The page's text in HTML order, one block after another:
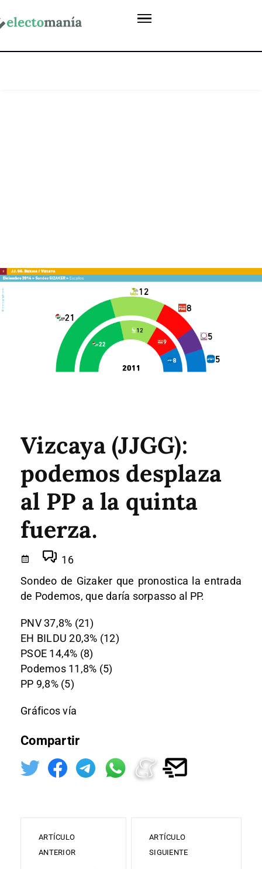
Vizcaya (JJGG):
podemos desplaza
al PP a la quinta
fuerza.
16
Sondeo de Gizaker que pronostica la entrada
de Podemos, que daría sorpasso al PP.
PNV 37,8% (21)
EH BILDU 20,3% (12)
PSOE 14,4% (8)
Podemos 11,8% (5)
PP 9,8% (5)
Gráficos vía
Compartir
ARTÍCULO
ANTERIOR
ARTÍCULO
SIGUIENTE